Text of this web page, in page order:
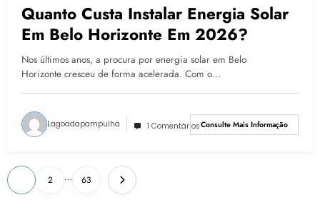
Quanto Custa Instalar Energia Solar
Em Belo Horizonte Em 2026?
Nos últimos anos, a procura por energia solar em Belo
Horizonte cresceu de forma acelerada. Com o…
Lagoadapampulha 1 ComentáriosConsulte Mais Informação
2 … 63